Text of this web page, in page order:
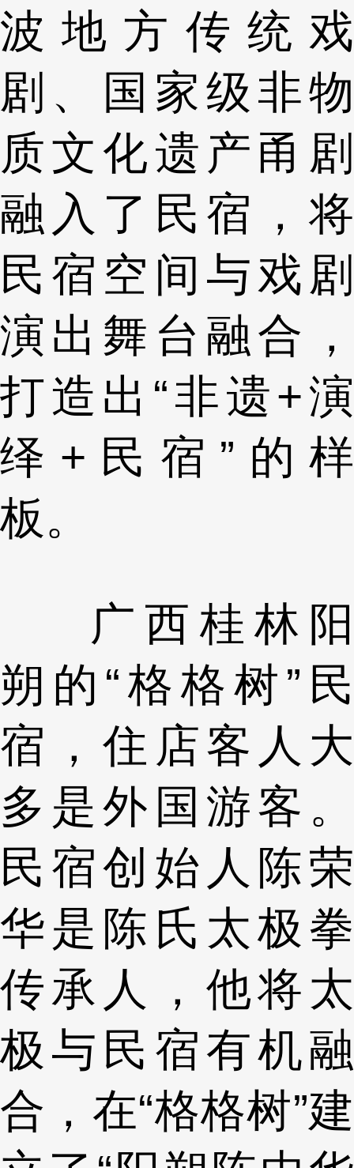
波地方传统戏
剧、国家级非物
质文化遗产甬剧
融入了民宿，将
民宿空间与戏剧
演出舞台融合，
打造出“非遗+演
绎+民宿”的样
板。
广西桂林阳
朔的“格格树”民
宿，住店客人大
多是外国游客。
民宿创始人陈荣
华是陈氏太极拳
传承人，他将太
极与民宿有机融
合，在“格格树”建